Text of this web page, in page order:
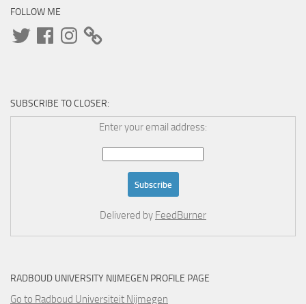
FOLLOW ME
TwitterFacebookInstagram
SUBSCRIBE TO CLOSER:
Enter your email address:
Delivered by FeedBurner
RADBOUD UNIVERSITY NIJMEGEN PROFILE PAGE
Go to Radboud Universiteit Nijmegen